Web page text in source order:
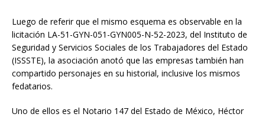
Luego de referir que el mismo esquema es observable en la
licitación LA-51-GYN-051-GYN005-N-52-2023, del Instituto de
Seguridad y Servicios Sociales de los Trabajadores del Estado
(ISSSTE), la asociación anotó que las empresas también han
compartido personajes en su historial, inclusive los mismos
fedatarios.
Uno de ellos es el Notario 147 del Estado de México, Héctor